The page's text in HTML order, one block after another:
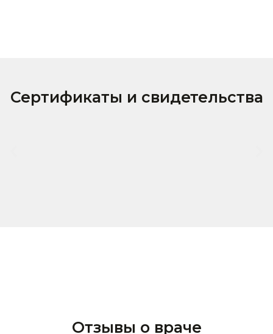
Сертификаты и свидетельства
Отзывы о враче